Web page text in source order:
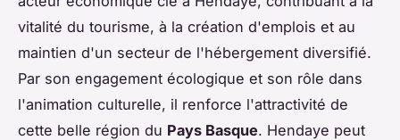
vitalité du tourisme, à la création d'emplois et au
maintien d'un secteur de l'hébergement diversifié.
Par son engagement écologique et son rôle dans
l'animation culturelle, il renforce l'attractivité de
cette belle région du Pays Basque. Hendaye peut